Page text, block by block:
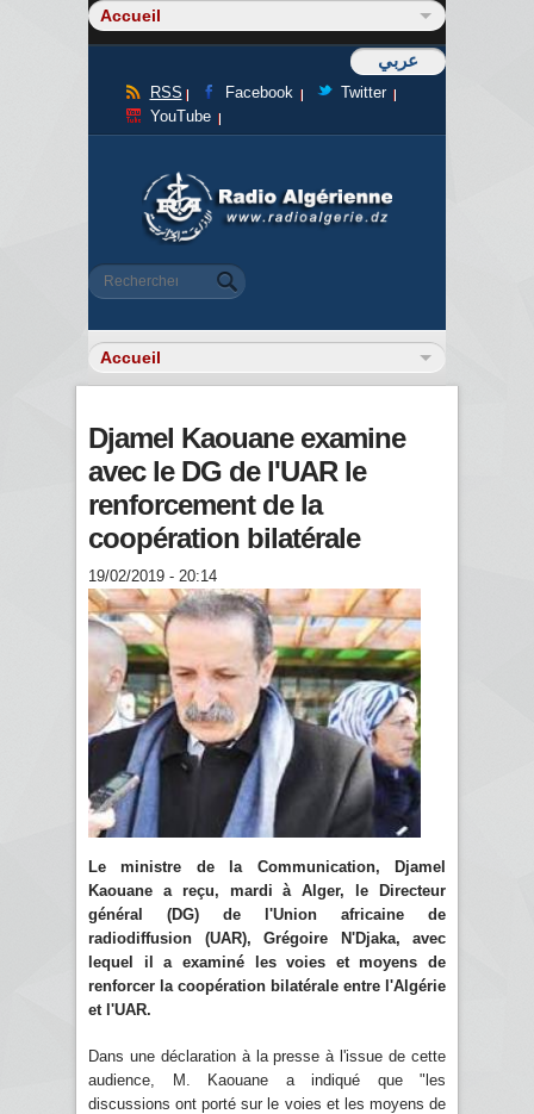
عربي
RSS Facebook
Twitter
YouTube
Formulaire de recherche
Rechercher
Djamel Kaouane examine
avec le DG de l'UAR le
renforcement de la
coopération bilatérale
19/02/2019 - 20:14
Le ministre de la Communication, Djamel
Kaouane a reçu, mardi à Alger, le Directeur
général (DG) de l'Union africaine de
radiodiffusion (UAR), Grégoire N'Djaka, avec
lequel il a examiné les voies et moyens de
renforcer la coopération bilatérale entre l'Algérie
et l'UAR.
Dans une déclaration à la presse à l'issue de cette
audience, M. Kaouane a indiqué que "les
discussions ont porté sur le voies et les moyens de